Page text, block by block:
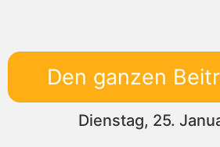
Den ganzen
Dienstag, 25.